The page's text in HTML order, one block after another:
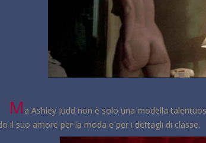
M a Ashley Judd non è solo una modella
il suo amore per la moda e per i dettagli di classe.